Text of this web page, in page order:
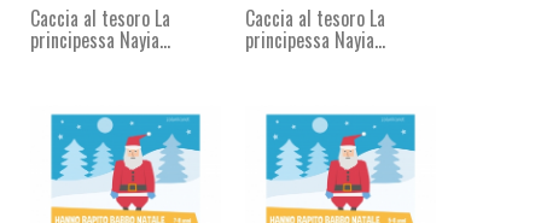
Caccia al tesoro La
principessa Nayia...
Caccia al tesoro La
principessa Nayia...